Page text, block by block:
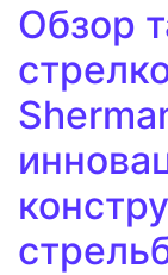
Обзор